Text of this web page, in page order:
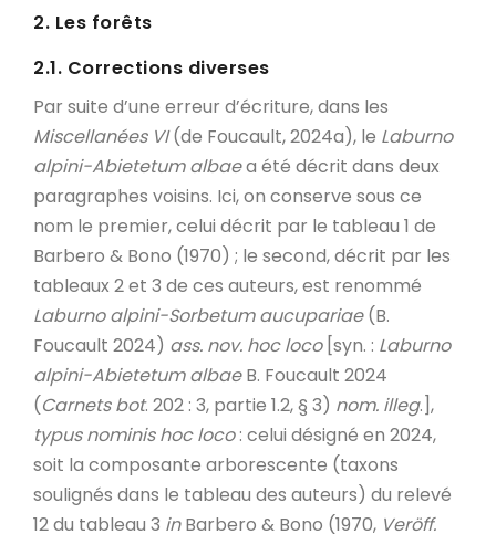
2. Les forêts
2.1. Corrections diverses
Par suite d’une erreur d’écriture, dans les
Miscellanées VI(de Foucault, 2024a), le Laburno
alpini-Abietetum albaea été décrit dans deux
paragraphes voisins. Ici, on conserve sous ce
nom le premier, celui décrit par le tableau 1 de
Barbero & Bono (1970) ; le second, décrit par les
tableaux 2 et 3 de ces auteurs, est renommé
Laburno alpini-Sorbetum aucupariae(B.
Foucault 2024) ass. nov. hoc loco [syn. : Laburno
alpini-Abietetum albaeB. Foucault 2024
(Carnets bot. 202 : 3, partie 1.2, § 3) nom. illeg.],
typus nominis hoc loco: celui désigné en 2024,
soit la composante arborescente (taxons
soulignés dans le tableau des auteurs) du relevé
12 du tableau 3 inBarbero & Bono (1970, Veröff.